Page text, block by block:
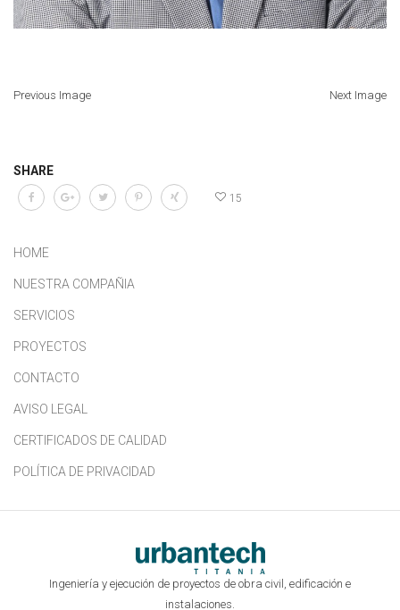
Previous Image Next Image
SHARE
15
HOME
NUESTRA COMPAÑIA
SERVICIOS
PROYECTOS
CONTACTO
AVISO LEGAL
CERTIFICADOS DE CALIDAD
POLÍTICA DE PRIVACIDAD
Ingeniería y ejecución de proyectos de obra civil, edificación e
instalaciones.